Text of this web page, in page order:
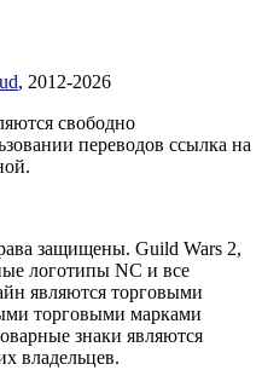
, 2012-2026
свободно
переводов ссылка на
защищены. Guild Wars 2,
логотипы NC и все
являются торговыми
торговыми марками
знаки являются
владельцев.